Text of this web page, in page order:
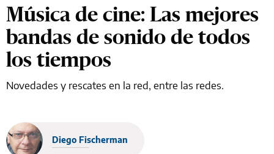
Música de cine: Las mejores
bandas de sonido de todos
los tiempos
Novedades y rescates en la red, entre las redes.
Diego Fischerman